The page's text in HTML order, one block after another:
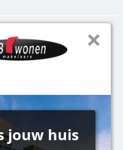
gebruik van cookies
Door deze